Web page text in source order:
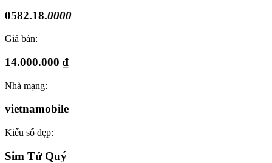
0582.18.0000
Giá bán:
14.000.000 ₫
Nhà mạng:
vietnamobile
Kiểu số đẹp:
Sim Tứ Quý